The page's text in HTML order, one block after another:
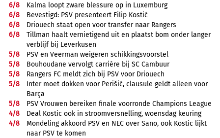
6/8
Kalma loopt zware blessure op in Luxemburg
6/8
Bevestigd: PSV presenteert Filip Kostić
6/8
Driouech staat open voor transfer naar Rangers
6/8
Tillman haalt vernietigend uit en plaatst bom onder langer
verblijf bij Leverkusen
5/8
PSV en Veerman weigeren schikkingsvoorstel
5/8
Bouhoudane vervolgt carrière bij SC Cambuur
5/8
Rangers FC meldt zich bij PSV voor Driouech
5/8
Inter moet dokken voor Perišić, clausule geldt alleen voor
Barça
5/8
PSV Vrouwen bereiken finale voorronde Champions League
4/8
Deal Kostic ook in stroomversnelling, woensdag keuring
4/8
Mondeling akkoord PSV en NEC over Sano, ook Kostic lijkt
naar PSV te komen